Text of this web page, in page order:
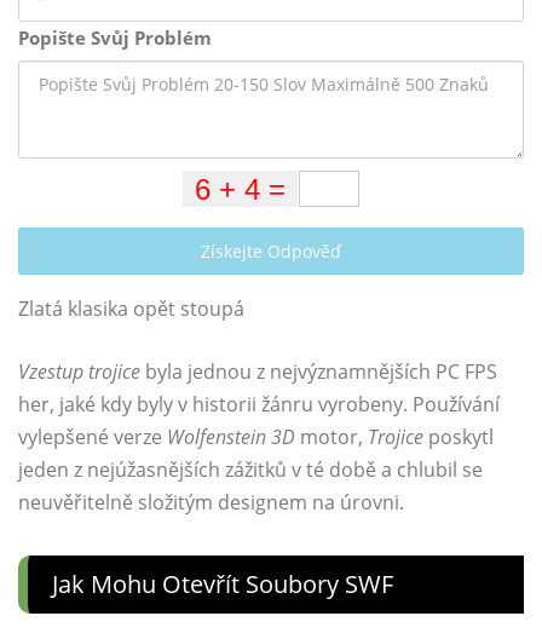
Popište Svůj Problém
Získejte Odpověď
Zlatá klasika opět stoupá
Vzestup trojice byla jednou z nejvýznamnějších PC FPS
her, jaké kdy byly v historii žánru vyrobeny. Používání
vylepšené verze Wolfenstein 3D motor, Trojice poskytl
jeden z nejúžasnějších zážitků v té době a chlubil se
neuvěřitelně složitým designem na úrovni.
Jak Mohu Otevřít Soubory SWF